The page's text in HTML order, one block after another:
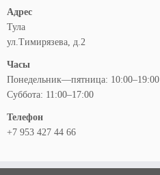
Адрес
Тула
ул.Тимирязева, д.2
Часы
Понедельник—пятница: 10:00–19:00
Суббота: 11:00–17:00
Телефон
+7 953 427 44 66